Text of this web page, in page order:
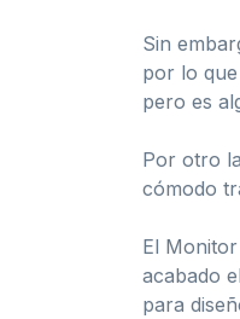
Sin
por lo
pero es
Por otro
cómodo
El
acabado
para